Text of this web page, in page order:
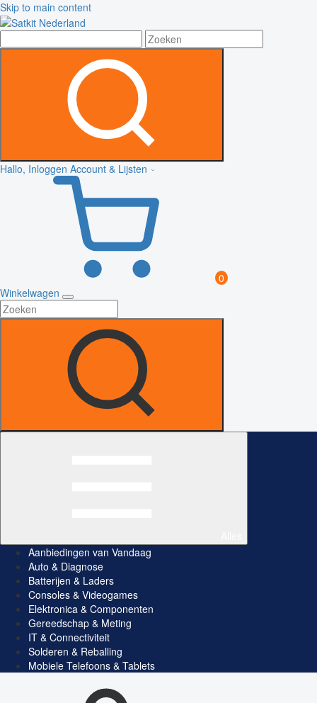
Skip to main content
Hallo, Inloggen Account & Lijsten
0
Winkelwagen
Aanbiedingen van Vandaag
Auto & Diagnose
Batterijen & Laders
Consoles & Videogames
Elektronica & Componenten
Gereedschap & Meting
IT & Connectiviteit
Solderen & Reballing
Mobiele Telefoons & Tablets